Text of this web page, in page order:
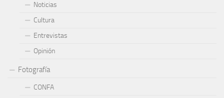
Noticias
Cultura
Entrevistas
Opinión
Fotografía
CONFA